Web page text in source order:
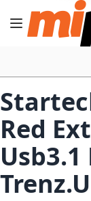
Cambiar Nav
Red
Usb3.1